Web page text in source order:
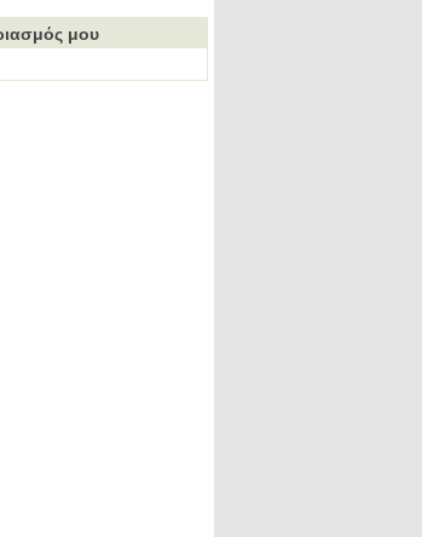
μου